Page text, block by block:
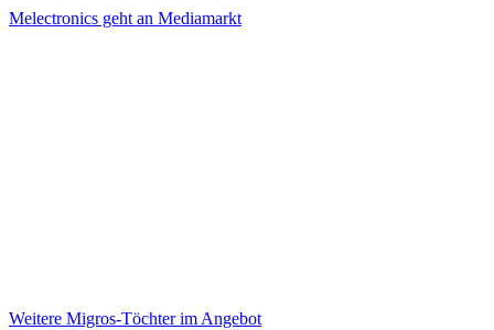
Melectronics geht an Mediamarkt
Weitere Migros-Töchter im Angebot